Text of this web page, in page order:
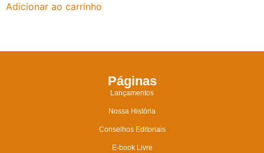
Adicionar ao carrinho
Páginas
Lançamentos
Nossa História
Conselhos Editoriais
E-book Livre